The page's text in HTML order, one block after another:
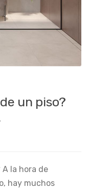
un piso?
A la hora de
hay muchos